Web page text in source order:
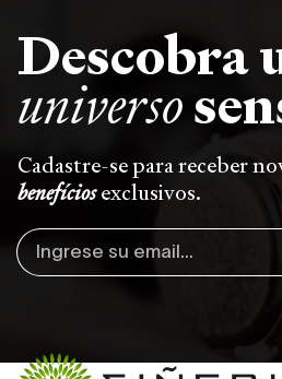
Descobra
universo
Cadastre-se para receber
benefíciosexclusivos.